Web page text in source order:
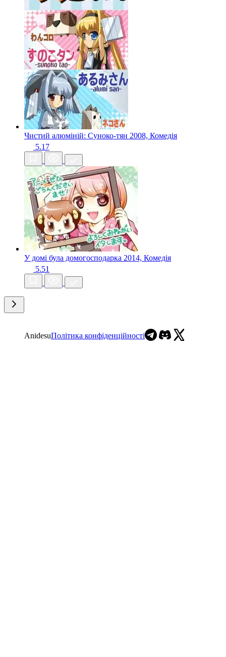
Чистий алюміній: Суноко-тян 2008, Комедія
5.17
У домі була домогосподарка 2014, Комедія
5.51
AnidesuПолітика конфіденційності